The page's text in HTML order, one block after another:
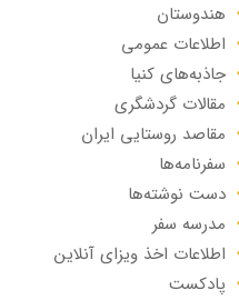
هندوستان
اطلاعات عمومی
جاذبه‌های کنیا
مقالات گردشگری
مقاصد روستایی ایران
سفرنامه‌ها
دست نوشته‌ها
مدرسه سفر
اطلاعات اخذ ویزای آنلاین
پادکست